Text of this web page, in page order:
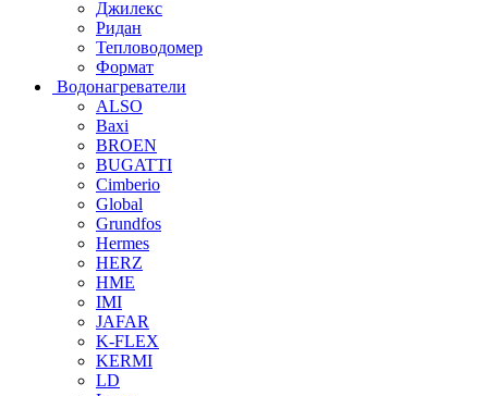
Джилекс
Ридан
Тепловодомер
Формат
Водонагреватели
ALSO
Baxi
BROEN
BUGATTI
Cimberio
Global
Grundfos
Hermes
HERZ
HME
IMI
JAFAR
K-FLEX
KERMI
LD